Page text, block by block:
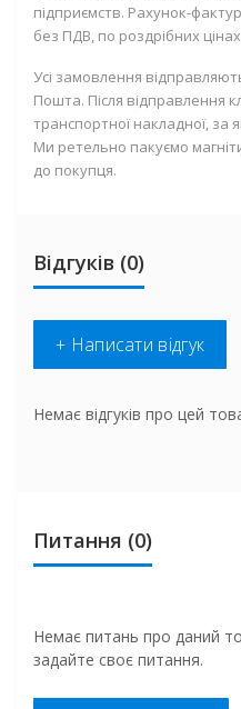
підприємств. Рахунок-
без ПДВ, по роздрібних
Усі замовлення
Пошта. Після відправлення
транспортної накладної, за
Ми ретельно пакуємо
до покупця.
Відгуків (0)
+ Написати відгук
Немає відгуків про цей
Питання (0)
Немає питань про даний
задайте своє питання.